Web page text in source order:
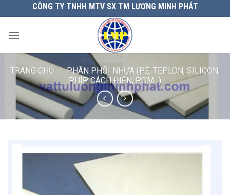
đến
nội
CÔNG TY TNHH MTV SX TM LƯƠNG MINH PHÁT
TRANG CHỦ / PHÂN PHỐI NHỰA (PE, TEPLON, SILICON,
PHÍP CÁCH ĐIỆN, POM...)